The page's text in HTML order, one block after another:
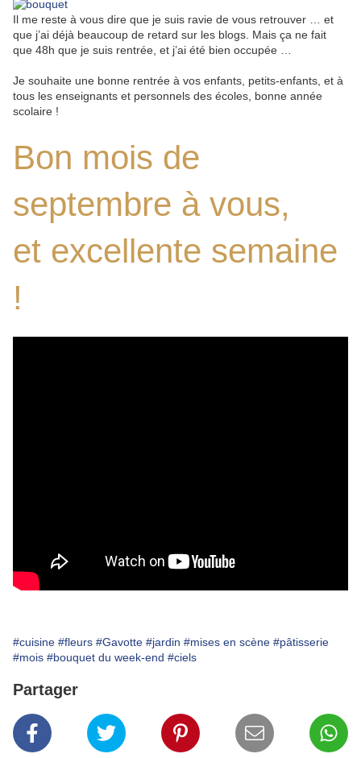
Il me reste à vous dire que je suis ravie de vous retrouver … et
que j’ai déjà beaucoup de retard sur les blogs. Mais ça ne fait
que 48h que je suis rentrée, et j’ai été bien occupée …
Je souhaite une bonne rentrée à vos enfants, petits-enfants, et à
tous les enseignants et personnels des écoles, bonne année
scolaire !
Bon mois de
septembre à vous,
et excellente semaine
!
#cuisine #fleurs #Gavotte #jardin #mises en scène #pâtisserie
#mois #bouquet du week-end #ciels
Partager